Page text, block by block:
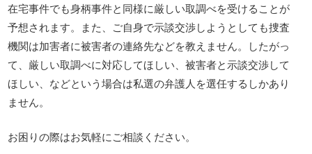
在宅事件でも身柄事件と同様に厳しい取調べを受けることが
予想されます。また、ご自身で示談交渉しようとしても捜査
機関は加害者に被害者の連絡先などを教えません。したがっ
て、厳しい取調べに対応してほしい、被害者と示談交渉して
ほしい、などという場合は私選の弁護人を選任するしかあり
ません。
お困りの際はお気軽にご相談ください。